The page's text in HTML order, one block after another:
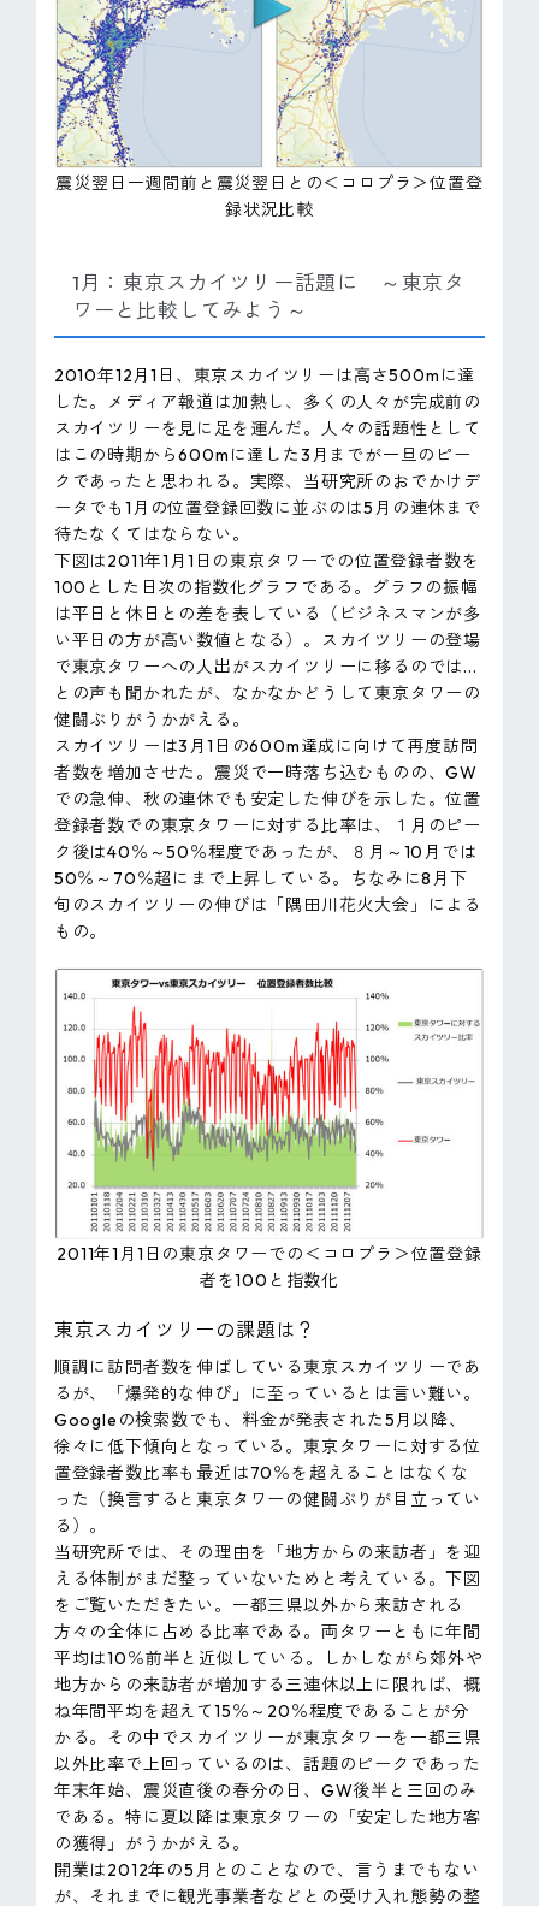
震災翌日一週間前と震災翌日との＜コロプラ＞位置登
録状況比較
1月：東京スカイツリー話題に ～東京タ
ワーと比較してみよう～
2010年12月1日、東京スカイツリーは高さ500mに達
した。メディア報道は加熱し、多くの人々が完成前の
スカイツリーを見に足を運んだ。人々の話題性として
はこの時期から600mに達した3月までが一旦のピー
クであったと思われる。実際、当研究所のおでかけデ
ータでも1月の位置登録回数に並ぶのは5月の連休まで
待たなくてはならない。
下図は2011年1月1日の東京タワーでの位置登録者数を
100とした日次の指数化グラフである。グラフの振幅
は平日と休日との差を表している（ビジネスマンが多
い平日の方が高い数値となる）。スカイツリーの登場
で東京タワーへの人出がスカイツリーに移るのでは...
との声も聞かれたが、なかなかどうして東京タワーの
健闘ぶりがうかがえる。
スカイツリーは3月1日の600m達成に向けて再度訪問
者数を増加させた。震災で一時落ち込むものの、GW
での急伸、秋の連休でも安定した伸びを示した。位置
登録者数での東京タワーに対する比率は、１月のピー
ク後は40％～50％程度であったが、８月～10月では
50％～70％超にまで上昇している。ちなみに8月下
旬のスカイツリーの伸びは「隅田川花火大会」による
もの。
2011年1月1日の東京タワーでの＜コロプラ＞位置登録
者を100と指数化
東京スカイツリーの課題は？
順調に訪問者数を伸ばしている東京スカイツリーであ
るが、「爆発的な伸び」に至っているとは言い難い。
Googleの検索数でも、料金が発表された5月以降、
徐々に低下傾向となっている。東京タワーに対する位
置登録者数比率も最近は70％を超えることはなくな
った（換言すると東京タワーの健闘ぶりが目立ってい
る）。
当研究所では、その理由を「地方からの来訪者」を迎
える体制がまだ整っていないためと考えている。下図
をご覧いただきたい。一都三県以外から来訪される
方々の全体に占める比率である。両タワーともに年間
平均は10％前半と近似している。しかしながら郊外や
地方からの来訪者が増加する三連休以上に限れば、概
ね年間平均を超えて15％～20％程度であることが分
かる。その中でスカイツリーが東京タワーを一都三県
以外比率で上回っているのは、話題のピークであった
年末年始、震災直後の春分の日、GW後半と三回のみ
である。特に夏以降は東京タワーの「安定した地方客
の獲得」がうかがえる。
開業は2012年の5月とのことなので、言うまでもない
が、それまでに観光事業者などとの受け入れ態勢の整